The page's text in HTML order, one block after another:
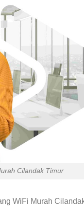
Cilandak Timur
WiFi Murah